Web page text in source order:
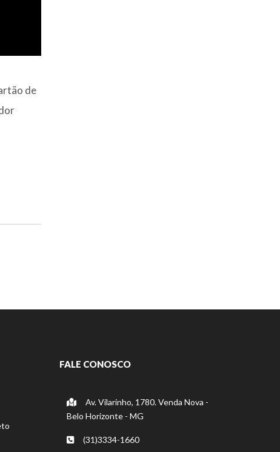
de
FALE CONOSCO
Av. Vilarinho, 1780. Venda Nova -
Belo Horizonte - MG
(31)3334-1660